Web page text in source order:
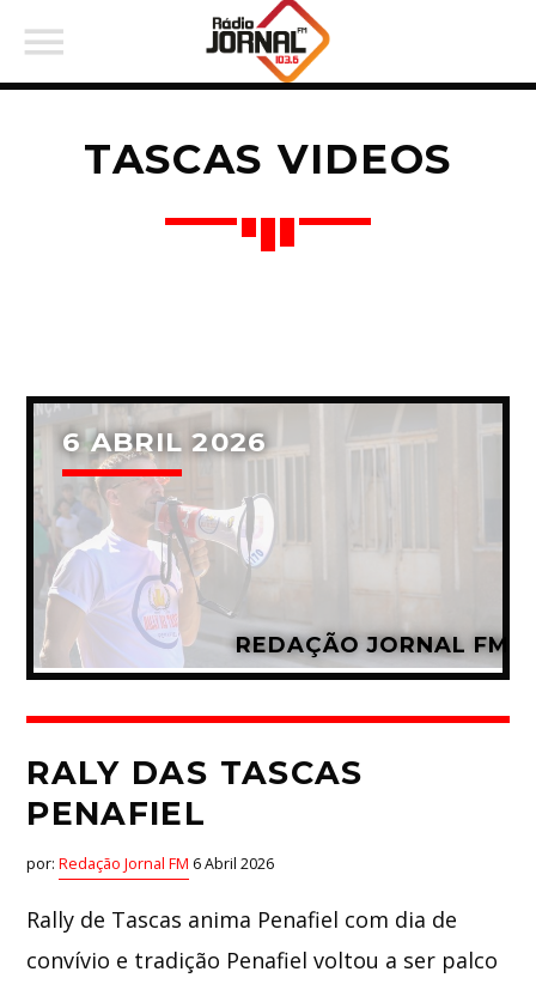
Facebook
Pinterest
TASCAS VIDEOS
6 ABRIL 2026
REDAÇÃO JORNAL FM
RALY DAS TASCAS
PENAFIEL
por:Redação Jornal FM 6 Abril 2026
Rally de Tascas anima Penafiel com dia de
convívio e tradição Penafiel voltou a ser palco